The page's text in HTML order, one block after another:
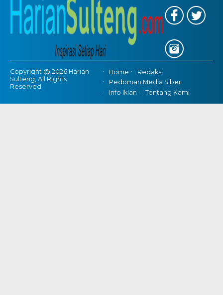
Copyright @ 2026 Harian
Sulteng, All Rights
Reserved
Home
Redaksi
Pedoman Media Siber
Info Iklan
Tentang Kami